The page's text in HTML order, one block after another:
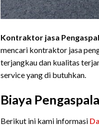
Kontraktor jasa
mencari kontraktor jasa
terjangkau dan kualitas
service yang di butuhkan.
Biaya
Berikut ini kami informasi